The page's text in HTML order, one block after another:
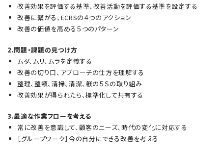
改善効果を評価する基準、改善活動を評価する基準を設定する
改善に繋がる、ECRSの４つのアクション
改善の価値を高める５つのパターン
2.問題・課題の見つけ方
ムダ、ムリ、ムラを定義する
改善の切り口、アプローチの仕方を理解する
整理、整頓、清掃、清潔、躾の５Ｓの取り組み
改善効果が得られたら、標準化して共有する
3.最適な作業フローを考える
常に改善を意識して、顧客のニーズ、時代の変化に対応する
［グループワーク］今の自分にできる改善を考える